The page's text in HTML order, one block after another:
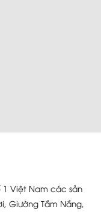
1 Việt Nam các sản
Giường Tắm Nắng,